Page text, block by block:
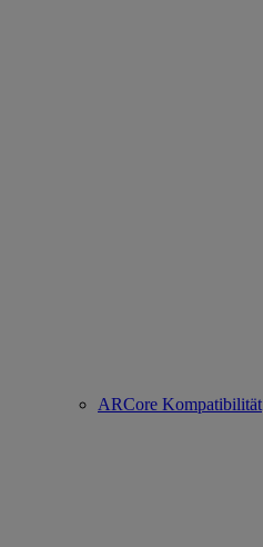
ARCore Kompatibilität